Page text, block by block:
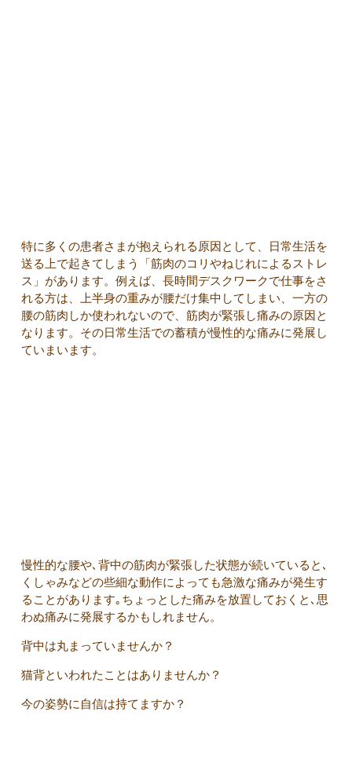
特に多くの患者さまが抱えられる原因として、日常生活を
送る上で起きてしまう「筋肉のコリやねじれによるストレ
ス」があります。例えば、長時間デスクワークで仕事をさ
れる方は、上半身の重みが腰だけ集中してしまい、一方の
腰の筋肉しか使われないので、筋肉が緊張し痛みの原因と
なります。その日常生活での蓄積が慢性的な痛みに発展し
ていまいます。
慢性的な腰や､背中の筋肉が緊張した状態が続いていると､
くしゃみなどの些細な動作によっても急激な痛みが発生す
ることがあります｡ちょっとした痛みを放置しておくと､思
わぬ痛みに発展するかもしれません。
背中は丸まっていませんか？
猫背といわれたことはありませんか？
今の姿勢に自信は持てますか？